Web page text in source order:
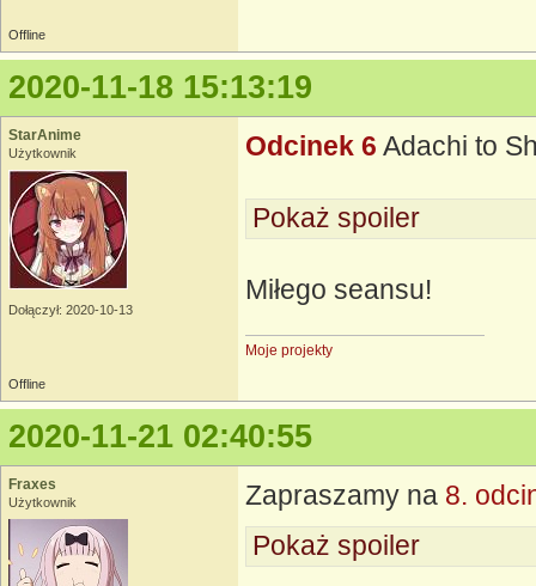
Offline
2020-11-18 15:13:19
StarAnime
Użytkownik
Dołączył: 2020-10-13
Odcinek 6 Adachi to
Pokaż spoiler
Miłego seansu!
Moje projekty
Offline
2020-11-21 02:40:55
Fraxes
Użytkownik Zapraszamy na 8.
Pokaż spoiler